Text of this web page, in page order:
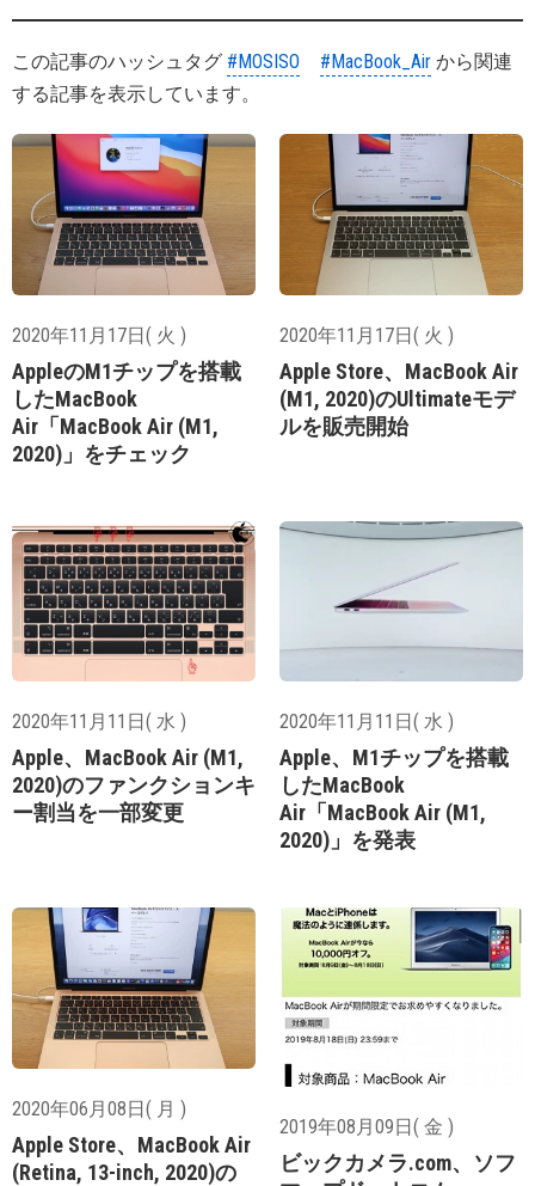
この記事のハッシュタグ #MOSISO #MacBook_Air から関連
する記事を表示しています。
2020年11月17日( 火 )
AppleのM1チップを搭載
したMacBook
Air「MacBook Air (M1,
2020)」をチェック
2020年11月17日( 火 )
Apple Store、MacBook Air
(M1, 2020)のUltimateモデ
ルを販売開始
2020年11月11日( 水 )
Apple、MacBook Air (M1,
2020)のファンクションキ
ー割当を一部変更
2020年11月11日( 水 )
Apple、M1チップを搭載
したMacBook
Air「MacBook Air (M1,
2020)」を発表
2020年06月08日( 月 )
Apple Store、MacBook Air
(Retina, 13-inch, 2020)の
2019年08月09日( 金 )
ビックカメラ.com、ソフ